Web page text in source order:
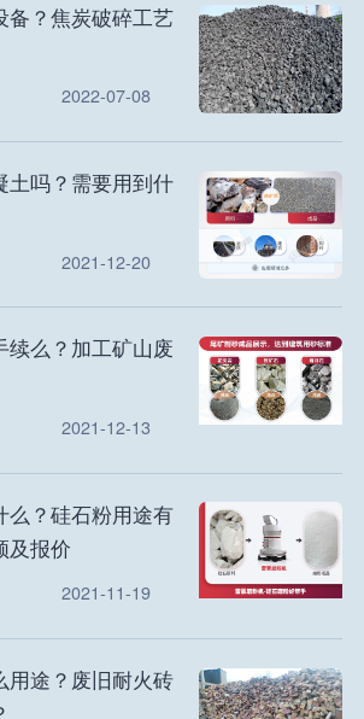
备？焦炭破碎工艺
2022-07-08
土吗？需要用到什
2021-12-20
续么？加工矿山废
2021-12-13
么？硅石粉用途有
及报价
2021-11-19
用途？废旧耐火砖